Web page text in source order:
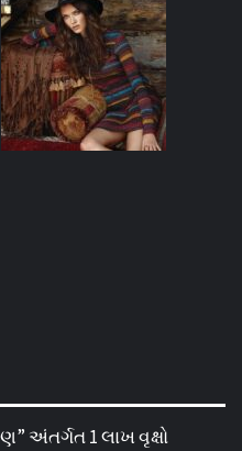
અંતર્ગત 1 લાખ વૃક્ષો